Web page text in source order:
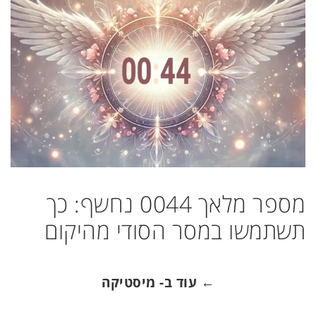
מספר מלאך 0044 נחשף: כך
תשתמשו במסר הסודי מהיקום
← עוד ב- מיסטיקה